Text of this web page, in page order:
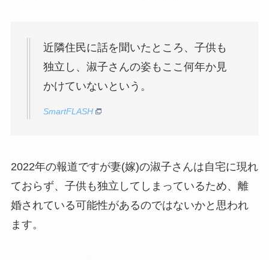
近隣住民に話を聞いたところ、子供も
独立し、淑子さんの姿もここ何年か見
かけていないという。
SmartFLASH
2022年の報道ですが妻(嫁)の淑子さんは自宅に現れ
ておらず、子供も独立してしまっているため、離
婚されている可能性があるのではないかと思われ
ます。